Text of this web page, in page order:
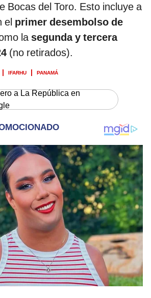
Bocas del Toro. Esto incluye a
el primer desembolso de
la segunda y tercera
(no retirados).
IFARHU PANAMÁ
a La República en